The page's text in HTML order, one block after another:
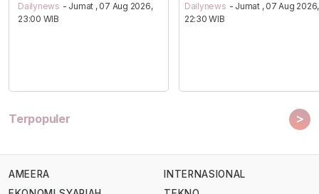
Dailynews - Jumat , 07 Aug 2026,
23:00 WIB
Dailynews - Jumat , 07 Aug 2026,
22:30 WIB
Terpopuler >
AMEERA
INTERNASIONAL